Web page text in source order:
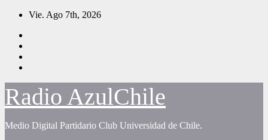
Saltar
contenido
Vie. Ago 7th, 2026
Radio AzulChile
Medio Digital Partidario Club Universidad de Chile.